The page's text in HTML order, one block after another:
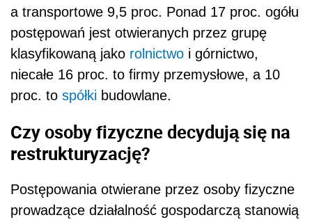
a transportowe 9,5 proc. Ponad 17 proc. ogółu
postępowań jest otwieranych przez grupę
klasyfikowaną jako rolnictwo i górnictwo,
niecałe 16 proc. to firmy przemysłowe, a 10
proc. to spółki budowlane.
Czy osoby fizyczne decydują się na
restrukturyzację?
Postępowania otwierane przez osoby fizyczne
prowadzące działalność gospodarczą stanowią